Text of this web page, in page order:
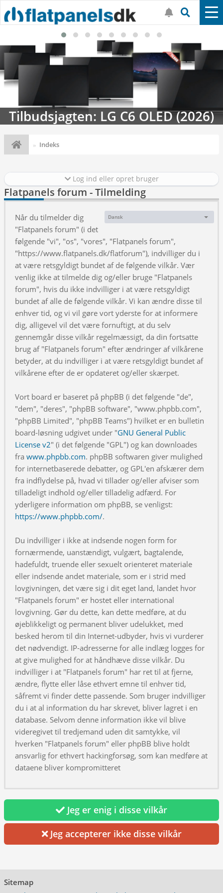
Tilbudsjagten: LG C6 OLED (2026)
Indeks
Log ind eller opret bruger
Flatpanels forum - Tilmelding
Sprog:
Dansk
Når du tilmelder dig
"Flatpanels forum" (i det
følgende "vi", "os", "vores", "Flatpanels forum",
"https://www.flatpanels.dk/flatforum"), indvilliger du i
at være retsgyldigt bundet af de følgende vilkår. Vær
venlig ikke at tilmelde dig og/eller bruge "Flatpanels
forum", hvis du ikke indvilliger i at være retsgyldigt
bundet af alle de følgende vilkår. Vi kan ændre disse til
enhver tid, og vi vil gøre vort yderste for at informere
dig, alligevel vil det være fornuftigt, at du selv
gennemgår disse vilkår regelmæssigt, da din fortsatte
brug af "Flatpanels forum" efter ændringer af vilkårene
betyder, at du indvilliger i at være retsgyldigt bundet af
vilkårene efter de er opdateret og/eller skærpet.
Vort board er baseret på phpBB (i det følgende "de",
"dem", "deres", "phpBB software", "www.phpbb.com",
"phpBB Limited", "phpBB Teams") hvilket er en bulletin
board-løsning udgivet under "GNU General Public
License v2" (i det følgende "GPL") og kan downloades
fra www.phpbb.com. phpBB softwaren giver mulighed
for internetbaserede debatter, og GPL'en afskærer dem
fra indflydelse på, hvad vi tillader og/eller afviser som
tilladeligt indhold og/eller tilladelig adfærd. For
yderligere information om phpBB, se venligst:
https://www.phpbb.com/.
Du indvilliger i ikke at indsende nogen form for
fornærmende, uanstændigt, vulgært, bagtalende,
hadefuldt, truende eller sexuelt orienteret materiale
eller indsende andet materiale, som er i strid med
lovgivningen, det være sig i dit eget land, landet hvor
"Flatpanels forum" er hostet eller international
lovgivning. Gør du dette, kan dette medføre, at du
øjeblikkeligt og permanent bliver udelukket, med
besked herom til din Internet-udbyder, hvis vi vurderer
det nødvendigt. IP-adresserne for alle indlæg logges for
at give mulighed for at håndhæve disse vilkår. Du
indvilliger i at "Flatpanels forum" har ret til at fjerne,
ændre, flytte eller låse ethvert emne til enhver tid,
såfremt vi finder dette passende. Som bruger indvilliger
du i at al information du har skrevet, bliver lagret i en
database. Selvom denne information ikke vil blive
videregivet til tredjemand uden dit samtykke, vil
hverken "Flatpanels forum" eller phpBB blive holdt
ansvarlig for ethvert hackingforsøg, som kan medføre at
dataene bliver kompromitteret
Jeg er enig i disse vilkår
Jeg accepterer ikke disse vilkår
Sitemap